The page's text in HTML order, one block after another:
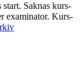
Saknas kurs-
examinator. Kurs-